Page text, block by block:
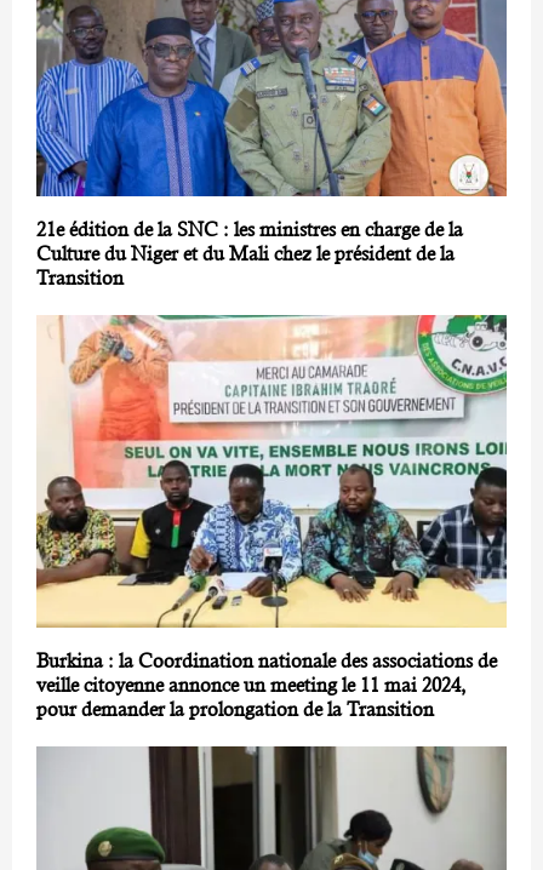
21e édition de la SNC : les ministres en charge de la
Culture du Niger et du Mali chez le président de la
Transition
Burkina : la Coordination nationale des associations de
veille citoyenne annonce un meeting le 11 mai 2024,
pour demander la prolongation de la Transition